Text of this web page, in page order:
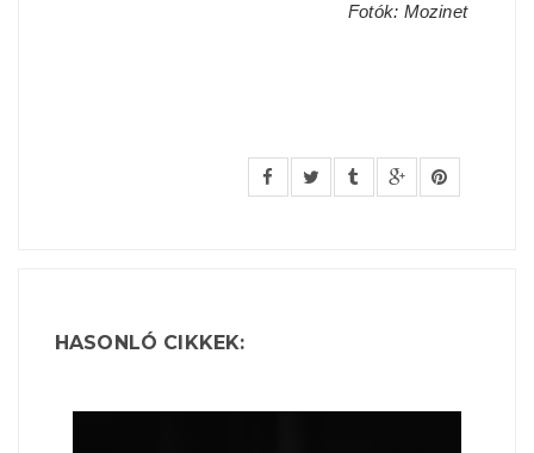
Fotók: Mozinet
HASONLÓ CIKKEK: